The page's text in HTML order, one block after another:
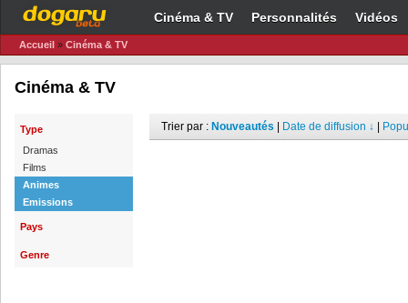
Cinéma & TV Personnalités Vidéos
Accueil » Cinéma & TV
Cinéma & TV
Type
Dramas
Films
Animes
Emissions
Pays
Genre
Trier par : Nouveautés Date de diffusion ↓